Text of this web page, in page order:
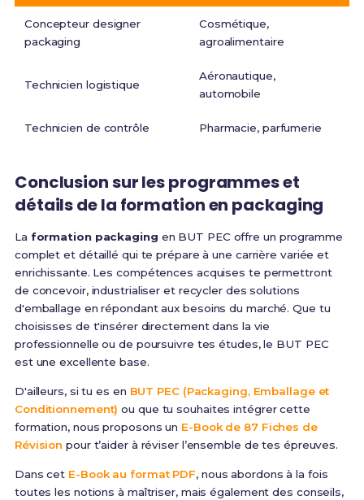
Concepteur designer
packaging
Cosmétique,
agroalimentaire
Technicien logistique
Aéronautique,
automobile
Technicien de contrôle Pharmacie, parfumerie
Conclusion sur les programmes et
détails de la formation en packaging
La formation packaging en BUT PEC offre un programme
complet et détaillé qui te prépare à une carrière variée et
enrichissante. Les compétences acquises te permettront
de concevoir, industrialiser et recycler des solutions
d'emballage en répondant aux besoins du marché. Que tu
choisisses de t'insérer directement dans la vie
professionnelle ou de poursuivre tes études, le BUT PEC
est une excellente base.
D'ailleurs, si tu es en BUT PEC (Packaging, Emballage et
Conditionnement) ou que tu souhaites intégrer cette
formation, nous proposons un E-Book de 87 Fiches de
Révision pour t’aider à réviser l’ensemble de tes épreuves.
Dans cet E-Book au format PDF, nous abordons à la fois
toutes les notions à maîtriser, mais également des conseils,